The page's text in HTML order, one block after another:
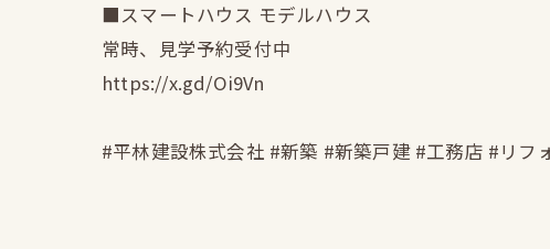
■スマートハウス モデルハウス
常時、見学予約受付中
https://x.gd/Oi9Vn
#平林建設株式会社 #新築 #新築戸建 #工務店 #リ